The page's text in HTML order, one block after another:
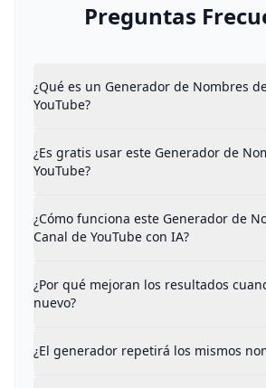
Preguntas
Un Generador de Nombres de
¿Cómo funciona este Generador
Describes tu idea de canal con
Cada vez que generas, el
¿El generador repetirá los mismos
¿Puedo marcar o guardar mis
Sí. Este Generador de Nombres
Sí. Marcar nombres que no te
¿Qué es un Generador de Nombres
YouTube?
¿Es gratis usar este Generador de
YouTube?
¿Cómo funciona este Generador de
Canal de YouTube con IA?
¿Por qué mejoran los resultados
nuevo?
¿El generador repetirá los mismos